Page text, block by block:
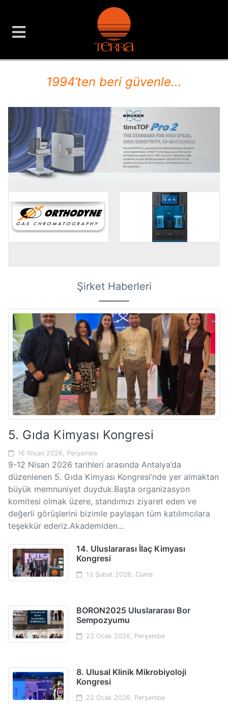
TERRA Analiz ve
1994’ten beri güvenle...
Şirket Haberleri
5. Gıda Kimyası Kongresi
16 Nisan 2026, Perşembe
9-12 Nisan 2026 tarihleri arasında Antalya’da
düzenlenen 5. Gıda Kimyası Kongresi’nde yer almaktan
büyük memnuniyet duyduk.Başta organizasyon
komitesi olmak üzere, standımızı ziyaret eden ve
değerli görüşlerini bizimle paylaşan tüm katılımcılara
teşekkür ederiz.Akademiden...
14. Uluslararası İlaç Kimyası
Kongresi
13 Şubat 2026, Cuma
BORON2025 Uluslararası Bor
Sempozyumu
22 Ocak 2026, Perşembe
8. Ulusal Klinik Mikrobiyoloji
Kongresi
22 Ocak 2026, Perşembe